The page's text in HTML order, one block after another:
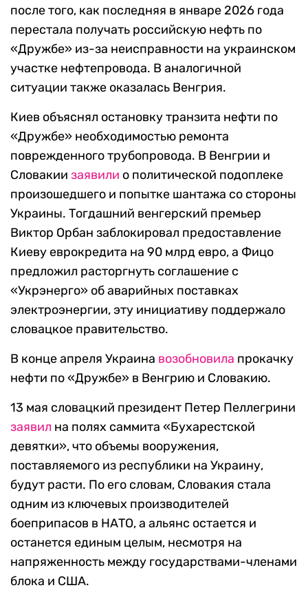
после того, как последняя в январе 2026 года
перестала получать российскую нефть по
«Дружбе» из-за неисправности на украинском
участке нефтепровода. В аналогичной
ситуации также оказалась Венгрия.
Киев объяснял остановку транзита нефти по
«Дружбе» необходимостью ремонта
поврежденного трубопровода. В Венгрии и
Словакии заявили о политической подоплеке
произошедшего и попытке шантажа со стороны
Украины. Тогдашний венгерский премьер
Виктор Орбан заблокировал предоставление
Киеву еврокредита на 90 млрд евро, а Фицо
предложил расторгнуть соглашение с
«Укрэнерго» об аварийных поставках
электроэнергии, эту инициативу поддержало
словацкое правительство.
В конце апреля Украина возобновила прокачку
нефти по «Дружбе» в Венгрию и Словакию.
13 мая словацкий президент Петер Пеллегрини
заявил на полях саммита «Бухарестской
девятки», что объемы вооружения,
поставляемого из республики на Украину,
будут расти. По его словам, Словакия стала
одним из ключевых производителей
боеприпасов в НАТО, а альянс остается и
останется единым целым, несмотря на
напряженность между государствами-членами
блока и США.